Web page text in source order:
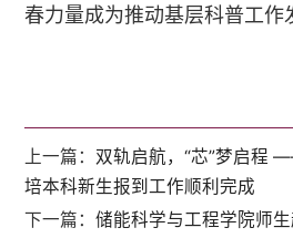
春力量成为推动基层科普工作
上一篇： 双轨启航，“芯”梦启程
培本科新生报到工作顺利完成
下一篇：储能科学与工程学院师